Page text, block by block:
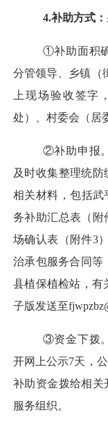
4.补助方式：
①补助面积
分管领导、乡镇（
上现场验收签字
处）、村委会（居
②补助申报
及时收集整理统
相关材料，包括武
务补助汇总表（附
场确认表（附件3
治承包服务合同等
县植保植检站，有
子版发送至
③资金下拨
开网上公示7天，
补助资金拨给相关
服务组织。